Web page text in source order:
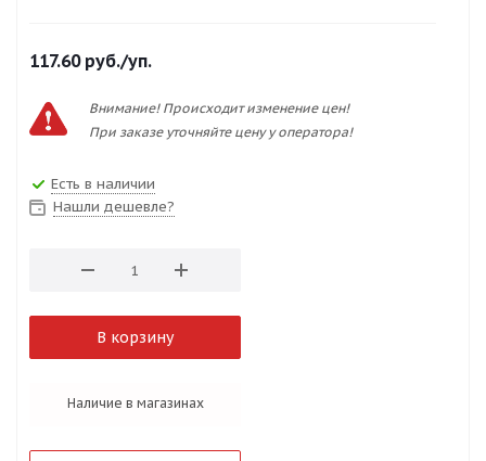
117.60руб./уп.
Внимание! Происходит изменение цен!
При заказе уточняйте цену у оператора!
Есть в наличии
Нашли дешевле?
В корзину
Наличие в магазинах